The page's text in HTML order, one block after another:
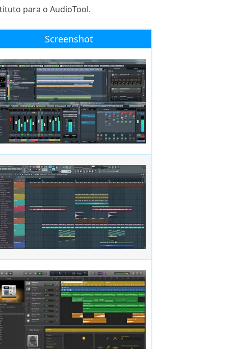
para o AudioTool.
Screenshot